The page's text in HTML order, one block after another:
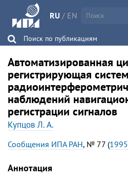
RU / EN
Поиск по публикациям
Автоматизированная
регистрирующая
наблюдений
регистрации сигналов
Купцов Л. А.
Сообщения ИПА РАН, № 77 (1995
Аннотация